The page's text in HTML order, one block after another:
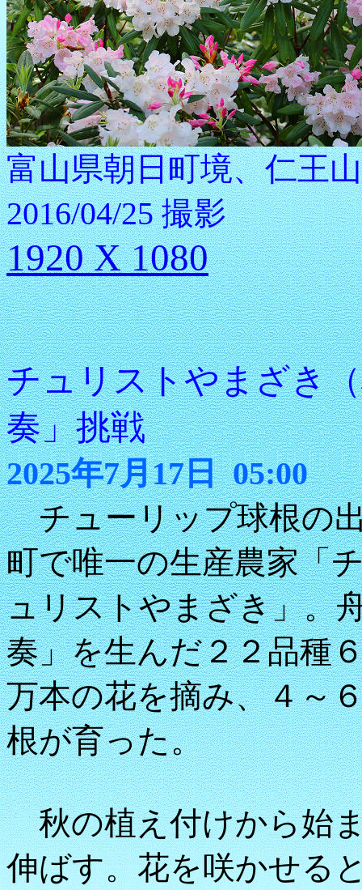
富山県朝日町境、仁
2016/04/25 撮影
1920 X 1080
チュリストやまざき
奏」挑戦
2025年7月17日 05:00
チューリップ球根の
町で唯一の生産農家「
ュリストやまざき」。
奏」を生んだ２２品種
万本の花を摘み、４～
根が育った。
秋の植え付けから始
伸ばす。花を咲かせる